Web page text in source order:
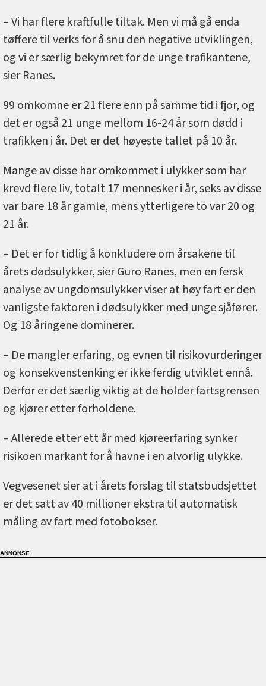
– Vi har flere kraftfulle tiltak. Men vi må gå enda
tøffere til verks for å snu den negative utviklingen,
og vi er særlig bekymret for de unge trafikantene,
sier Ranes.
99 omkomne er 21 flere enn på samme tid i fjor, og
det er også 21 unge mellom 16-24 år som dødd i
trafikken i år. Det er det høyeste tallet på 10 år.
Mange av disse har omkommet i ulykker som har
krevd flere liv, totalt 17 mennesker i år, seks av disse
var bare 18 år gamle, mens ytterligere to var 20 og
21 år.
– Det er for tidlig å konkludere om årsakene til
årets dødsulykker, sier Guro Ranes, men en fersk
analyse av ungdomsulykker viser at høy fart er den
vanligste faktoren i dødsulykker med unge sjåfører.
Og 18 åringene dominerer.
– De mangler erfaring, og evnen til risikovurderinger
og konsekvenstenking er ikke ferdig utviklet ennå.
Derfor er det særlig viktig at de holder fartsgrensen
og kjører etter forholdene.
– Allerede etter ett år med kjøreerfaring synker
risikoen markant for å havne i en alvorlig ulykke.
Vegvesenet sier at i årets forslag til statsbudsjettet
er det satt av 40 millioner ekstra til automatisk
måling av fart med fotobokser.